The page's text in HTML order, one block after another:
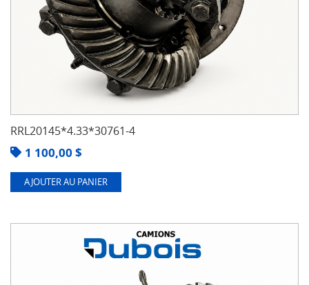
RRL20145*4.33*30761-4
1 100,00 $
AJOUTER AU PANIER